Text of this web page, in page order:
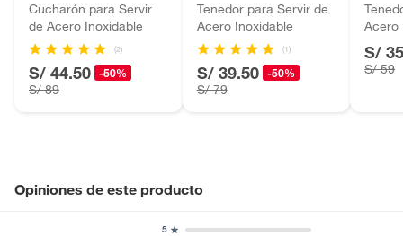
Cucharón para Servir
de Acero Inoxidable
(2)
S/ 44.50 -50%
S/ 89
Tenedor para Servir de
Acero Inoxidable
(1)
S/ 39.50 -50%
S/ 79
Acero
S/
S/ 59
Opiniones de este producto
5